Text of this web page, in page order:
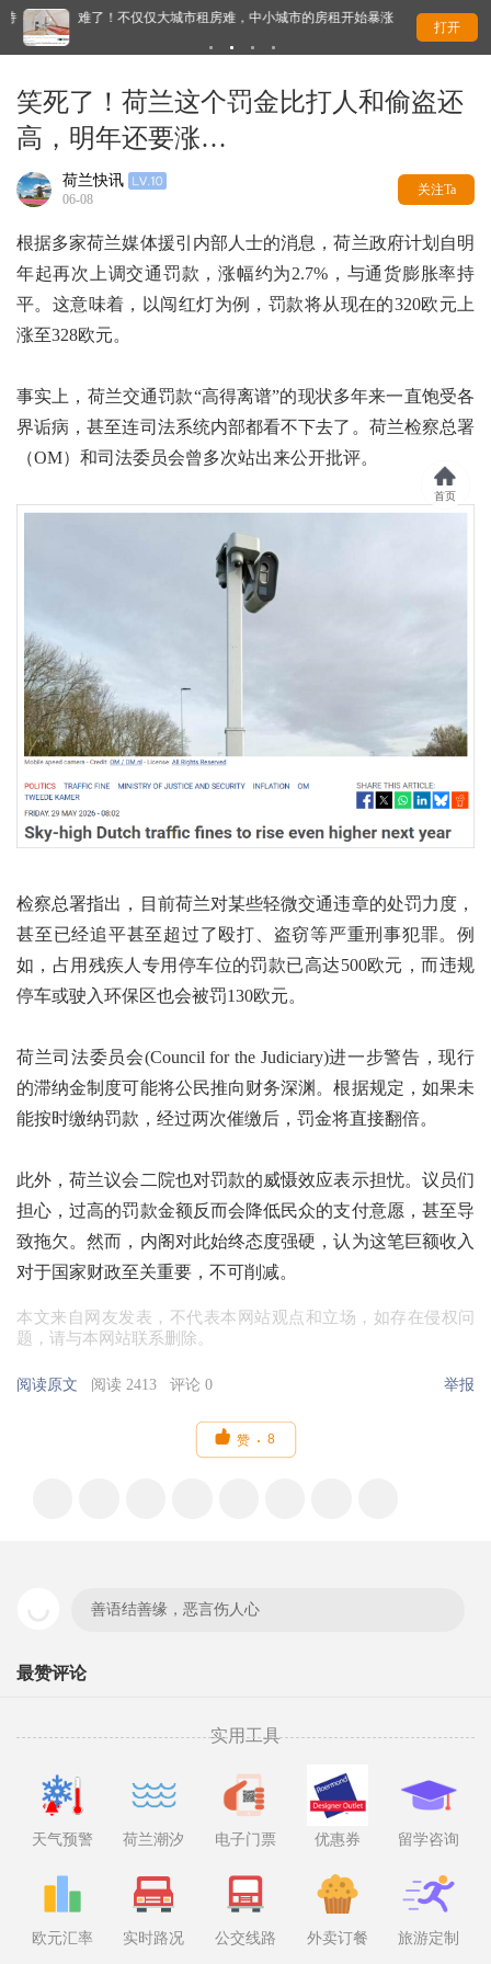
难了！不仅仅大城市租房难，中小城市的房租开始暴涨 离
打开
笑死了！荷兰这个罚金比打人和偷盗还
高，明年还要涨…
荷兰快讯
06-08
关注Ta
根据多家荷兰媒体援引内部人士的消息，荷兰政府计划自明
年起再次上调交通罚款，涨幅约为2.7%，与通货膨胀率持
平。这意味着，以闯红灯为例，罚款将从现在的320欧元上
涨至328欧元。
事实上，荷兰交通罚款“高得离谱”的现状多年来一直饱受各
界诟病，甚至连司法系统内部都看不下去了。荷兰检察总署
（OM）和司法委员会曾多次站出来公开批评。
检察总署指出，目前荷兰对某些轻微交通违章的处罚力度，
甚至已经追平甚至超过了殴打、盗窃等严重刑事犯罪。例
如，占用残疾人专用停车位的罚款已高达500欧元，而违规
停车或驶入环保区也会被罚130欧元。
荷兰司法委员会(Council for the Judiciary)进一步警告，现行
的滞纳金制度可能将公民推向财务深渊。根据规定，如果未
能按时缴纳罚款，经过两次催缴后，罚金将直接翻倍。
此外，荷兰议会二院也对罚款的威慑效应表示担忧。议员们
担心，过高的罚款金额反而会降低民众的支付意愿，甚至导
致拖欠。然而，内阁对此始终态度强硬，认为这笔巨额收入
对于国家财政至关重要，不可削减。
本文来自网友发表，不代表本网站观点和立场，如存在侵权问
题，请与本网站联系删除。
阅读原文 阅读 2413 评论 0 举报
 赞 8
善语结善缘，恶言伤人心
最赞评论
首页
实用工具
天气预警 荷兰潮汐 电子门票 优惠券 留学咨询
欧元汇率 实时路况 公交线路 外卖订餐 旅游定制